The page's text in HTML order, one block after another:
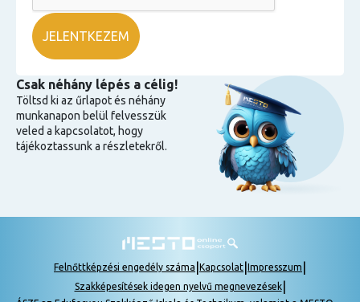
Csak néhány lépés a célig!
Töltsd ki az űrlapot és néhány
munkanapon belül felvesszük
veled a kapcsolatot, hogy
tájékoztassunk a részletekről.
Felnőttképzési engedély száma Kapcsolat Impresszum
Szakképesítések idegen nyelvű megnevezések|